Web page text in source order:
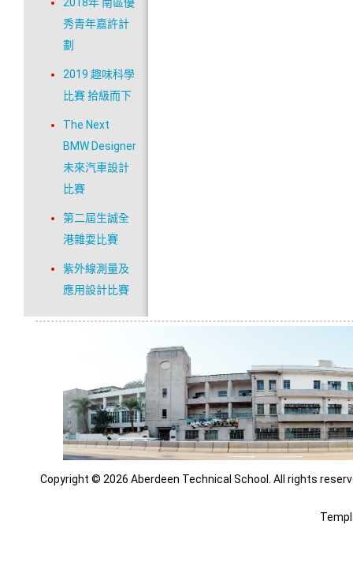
2018年 南區優
秀青年嘉許計
劃
2019 趣味科學
比賽 拾級而下
The Next
BMW Designer
未來汽車設計
比賽
第二屆生誠全
港雜耍比賽
紫外線測量及
應用設計比賽
Copyright © 2026 Aberdeen Technical School. All rights